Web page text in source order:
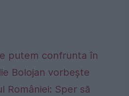
putem confrunta în
Bolojan vorbește
României: Sper să